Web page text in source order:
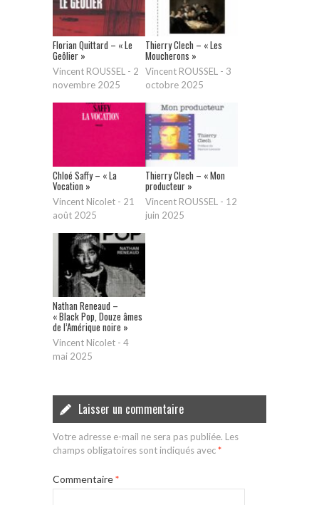
Florian Quittard – « Le
Geôlier »
Vincent ROUSSEL - 2
novembre 2025
Thierry Clech – « Les
Moucherons »
Vincent ROUSSEL - 3
octobre 2025
Chloé Saffy – « La
Vocation »
Vincent Nicolet - 21
août 2025
Thierry Clech – « Mon
producteur »
Vincent ROUSSEL - 12
juin 2025
Nathan Reneaud –
« Black Pop, Douze âmes
de l’Amérique noire »
Vincent Nicolet - 4
mai 2025
Laisser un commentaire
Votre adresse e-mail ne sera pas publiée. Les
champs obligatoires sont indiqués avec*
Commentaire*